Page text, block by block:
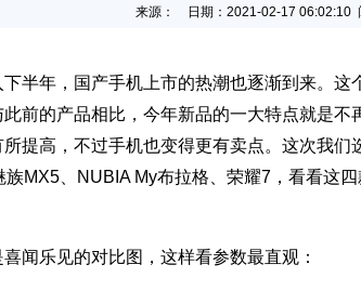
来源： 日期： 2021-02-17 06:02:10
半年，国产手机上市的热潮也逐渐到来。这
此前的产品相比，今年新品的一大特点就是
所提高，不过手机也变得更有卖点。这次我们
族MX5、NUBIA My布拉格、荣耀7，看看这
闻乐见的对比图，这样看参数最直观：